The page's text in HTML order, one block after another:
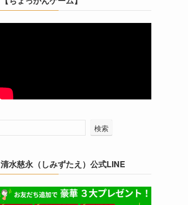
検索
清水慈永（しみずたえ）公式LINE